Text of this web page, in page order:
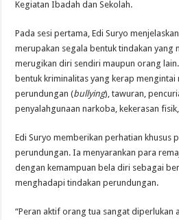
Kegiatan Ibadah dan Sekolah.
Pada sesi pertama, Edi Suryo
merupakan segala bentuk tindakan yang
merugikan diri sendiri maupun orang
bentuk kriminalitas yang kerap mengintai
perundungan (bullying), tawuran,
penyalahgunaan narkoba, kekerasan
Edi Suryo memberikan perhatian khusus
perundungan. Ia menyarankan para
dengan kemampuan bela diri sebagai
menghadapi tindakan perundungan.
“Peran aktif orang tua sangat diperlukan